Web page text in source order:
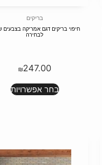
בריקים
חיפוי בריקים דגם אמריקה בצבעים
לבחירה
₪247.00
בחר אפשרויות